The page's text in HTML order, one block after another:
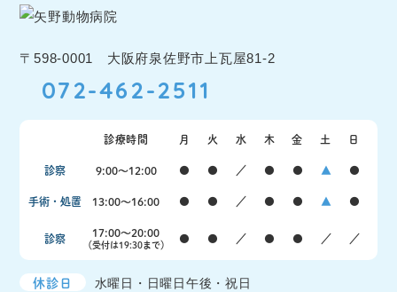
〒598-0001 大阪府泉佐野市上瓦屋81-2
072-462-2511
診療時間 月 火 水 木 金 土 日
診察 9:00〜12:00 ● ● ／ ● ● ▲ ●
手術・処置 13:00〜16:00 ● ● ／ ● ● ▲ ●
診察 17:00〜20:00
（受付は19:30まで） ● ● ／ ● ● ／ ／
休診日
水曜日・日曜日午後・祝日